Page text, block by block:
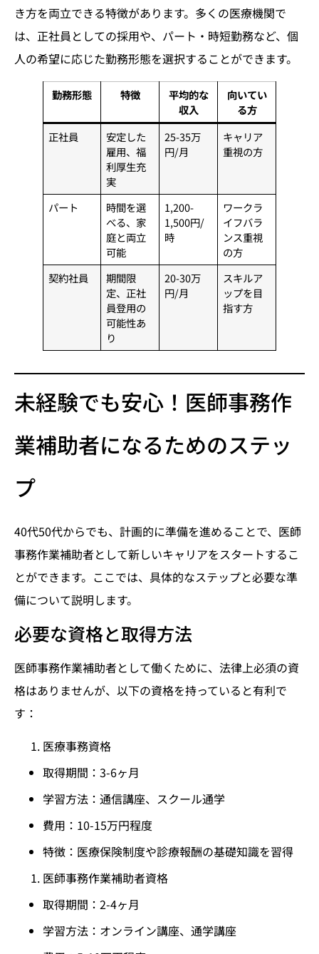
き方を両立できる特徴があります。多くの医療機関で
は、正社員としての採用や、パート・時短勤務など、個
人の希望に応じた勤務形態を選択することができます。
勤務形態 特徴
平均的な
収入
向いてい
る方
正社員
安定した
雇用、福
利厚生充
実
25-35万
円/月
キャリア
重視の方
パート
時間を選
べる、家
庭と両立
可能
1,200-
1,500円/
時
ワークラ
イフバラ
ンス重視
の方
契約社員
期間限
定、正社
員登用の
可能性あ
り
20-30万
円/月
スキルア
ップを目
指す方
未経験でも安心！医師事務作
業補助者になるためのステッ
プ
40代50代からでも、計画的に準備を進めることで、医師
事務作業補助者として新しいキャリアをスタートするこ
とができます。ここでは、具体的なステップと必要な準
備について説明します。
必要な資格と取得方法
医師事務作業補助者として働くために、法律上必須の資
格はありませんが、以下の資格を持っていると有利で
す：
医療事務資格
取得期間：3-6ヶ月
学習方法：通信講座、スクール通学
費用：10-15万円程度
特徴：医療保険制度や診療報酬の基礎知識を習得
医師事務作業補助者資格
取得期間：2-4ヶ月
学習方法：オンライン講座、通学講座